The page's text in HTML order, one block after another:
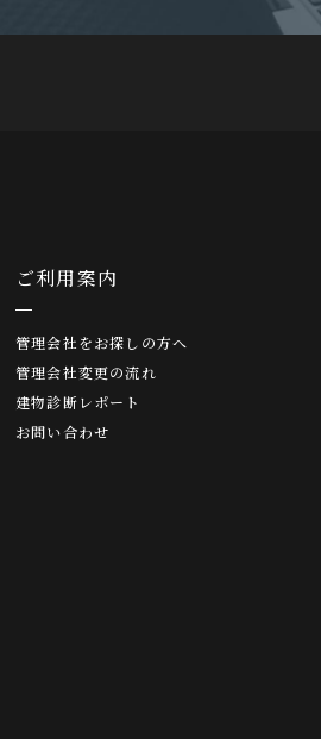
ご利用案内
管理会社をお探しの方へ
管理会社変更の流れ
建物診断レポート
お問い合わせ